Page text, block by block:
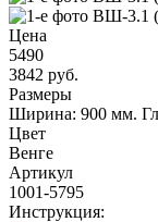
Цена
5490
3842 руб.
Размеры
Ширина: 900 мм.
Цвет
Венге
Артикул
1001-5795
Инструкция: